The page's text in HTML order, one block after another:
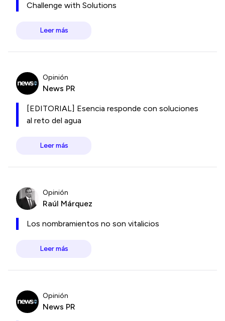
Challenge with Solutions
Leer más
Opinión
News PR
[EDITORIAL] Esencia responde con soluciones
al reto del agua
Leer más
Opinión
Raúl Márquez
Los nombramientos no son vitalicios
Leer más
Opinión
News PR